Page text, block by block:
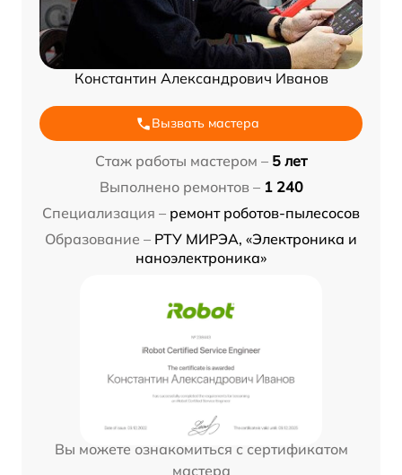
Константин Александрович Иванов
Вызвать мастера
Стаж работы мастером – 5 лет
Выполнено ремонтов – 1 240
Специализация – ремонт роботов-пылесосов
Образование – РТУ МИРЭА, «Электроника и
наноэлектроника»
Вы можете ознакомиться с сертификатом
мастера